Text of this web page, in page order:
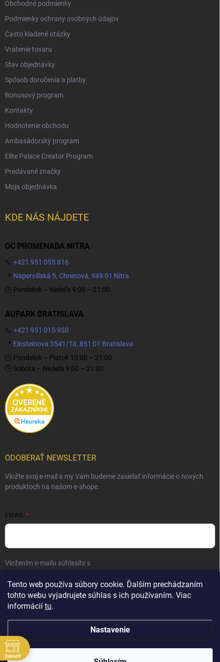
Tento web používa súbory cookie. Ďalším prechádzaním
tohto webu vyjadrujete súhlas s ich používaním. Viac
informácií tu.
Nastavenie
Obchodné podmienky
Podmienky ochrany osobných údajov
Často kladené otázky
Vrátenie tovaru
Stav objednávky
Spôsob doručenia a platby
Bonusový program
Kontakty
Hodnotenie obchodu
Ambasádorský program
Elite Palace Creator Program
Predávané značky
Moja objednávka
KDE NÁS NÁJDETE
OC PROMENADA NITRA
📞 +421 951 055 816
📍 Napervillská 5, Chrenová, 949 01 Nitra
🕒 Pondelok – Nedeľa 9:00 – 21:00
AUPARK BRATISLAVA
📞 +421 951 015 930
📍 Einsteinova 3541/18, 851 01 Bratislava
🕒 Pondelok – Piatok 10:00 – 21:00
🕒 Sobota – Nedeľa 9:00 – 21:00
ODOBERAŤ NEWSLETTER
Vložte svoj e-mail a my Vám budeme zasielať informácie o nových
produktoch na našom e-shope.
EMAIL
Vložením e-mailu súhlasíte s
Prihlásiť sa
Elite Palace . Všetky práva vyhradené.
Zobraziť